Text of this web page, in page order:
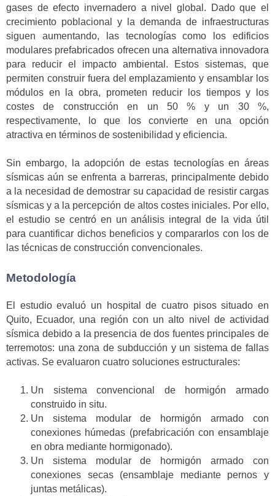
gases de efecto invernadero a nivel global. Dado que el
crecimiento poblacional y la demanda de infraestructuras
siguen aumentando, las tecnologías como los edificios
modulares prefabricados ofrecen una alternativa innovadora
para reducir el impacto ambiental. Estos sistemas, que
permiten construir fuera del emplazamiento y ensamblar los
módulos en la obra, prometen reducir los tiempos y los
costes de construcción en un 50 % y un 30 %,
respectivamente, lo que los convierte en una opción
atractiva en términos de sostenibilidad y eficiencia.
Sin embargo, la adopción de estas tecnologías en áreas
sísmicas aún se enfrenta a barreras, principalmente debido
a la necesidad de demostrar su capacidad de resistir cargas
sísmicas y a la percepción de altos costes iniciales. Por ello,
el estudio se centró en un análisis integral de la vida útil
para cuantificar dichos beneficios y compararlos con los de
las técnicas de construcción convencionales.
Metodología
El estudio evaluó un hospital de cuatro pisos situado en
Quito, Ecuador, una región con un alto nivel de actividad
sísmica debido a la presencia de dos fuentes principales de
terremotos: una zona de subducción y un sistema de fallas
activas. Se evaluaron cuatro soluciones estructurales:
Un sistema convencional de hormigón armado
construido in situ.
Un sistema modular de hormigón armado con
conexiones húmedas (prefabricación con ensamblaje
en obra mediante hormigonado).
Un sistema modular de hormigón armado con
conexiones secas (ensamblaje mediante pernos y
juntas metálicas).